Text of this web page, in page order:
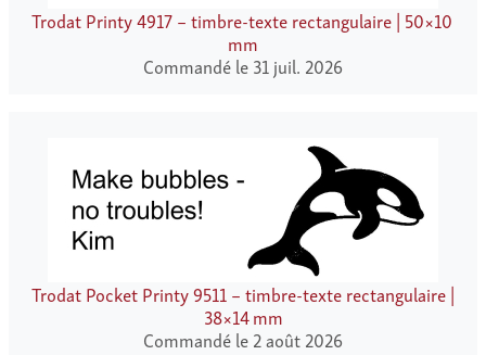
Trodat Printy 4917 – timbre-texte rectangulaire | 50×10
mm
Commandé le 31 juil. 2026
Trodat Pocket Printy 9511 – timbre-texte rectangulaire |
38×14 mm
Commandé le 2 août 2026